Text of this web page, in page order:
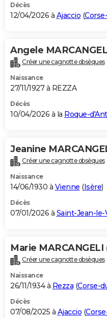
BONS PLANS
Carte de Noël
Carte Bonne année
Carte Saint-Valentin
Carte Pâques
Carte d'anniversaire
DICTIONNAIRE
Dictionnaire
Biographies
Citations
Expressions
Proverbes
PROGRAMME TV
S'inscrire
Se connecter
Lycées
Collèges
Primaires
Universités
Entreprises
Service militaire
Avis de recherche
AVIS DE DÉCÈS
Bricolage
Lifestyle
Culture
Sport
Auto
Television
Voyage
Cinema
Décès
12/04/2026 à Ajaccio (
Angele
Créer une cagnotte obsèques
Naissance
27/11/1927 à REZZA
Décès
10/04/2026 à la Roque-
Jeanine
Créer une cagnotte obsèques
Naissance
14/06/1930 à Vienne (Isère)
Décès
07/01/2026 à Saint-Jean-le-
Marie MARCANGELI
Créer une cagnotte obsèques
Naissance
26/11/1934 à Rezza (Corse-
Décès
07/08/2025 à Ajaccio (